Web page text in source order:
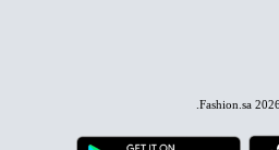
Fashion.sa